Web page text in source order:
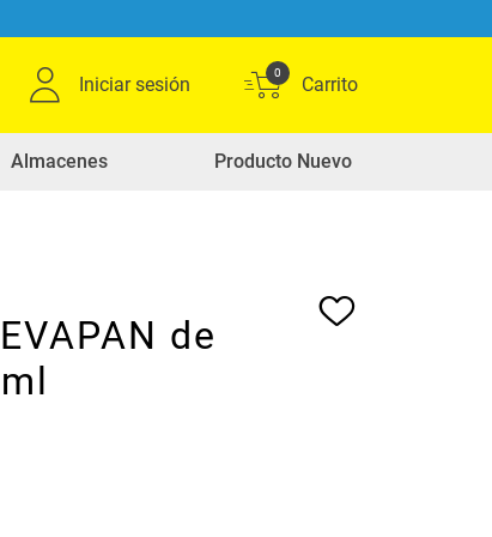
Iniciar sesión
0
Almacenes Producto Nuevo
de